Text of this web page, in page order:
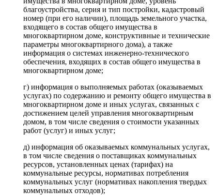
благоустройства, серия и тип постройки, кадастровый
номер (при его наличии), площадь земельного участка,
входящего в состав общего имущества в
многоквартирном доме, конструктивные и технические
параметры многоквартирного дома), а также
информация о системах инженерно-технического
обеспечения, входящих в состав общего имущества в
многоквартирном доме;
г) информация о выполняемых работах (оказываемых
услугах) по содержанию и ремонту общего имущества в
многоквартирном доме и иных услугах, связанных с
достижением целей управления многоквартирным
домом, в том числе сведения о стоимости указанных
работ (услуг) и иных услуг;
д) информация об оказываемых коммунальных услугах,
в том числе сведения о поставщиках коммунальных
ресурсов, установленных ценах (тарифах) на
коммунальные ресурсы, нормативах потребления
коммунальных услуг (нормативах накопления твердых
коммунальных отходов);